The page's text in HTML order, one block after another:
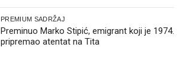
PREMIUM SADRŽAJ
Preminuo Marko Stipić, emigrant koji je 1974.
pripremao atentat na Tita